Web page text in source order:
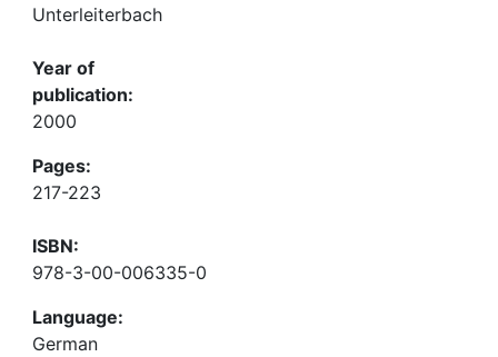
Unterleiterbach
Year of
publication:
2000
Pages:
217-223
ISBN:
978-3-00-006335-0
Language:
German